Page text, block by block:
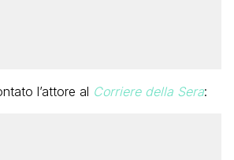
l’attore al Corriere della Sera: